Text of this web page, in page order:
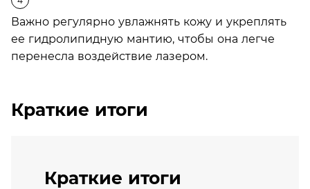
Важно регулярно увлажнять кожу и укреплять
ее гидролипидную мантию, чтобы она легче
перенесла воздействие лазером.
Краткие итоги
Краткие итоги